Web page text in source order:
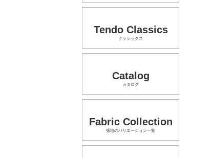
Tendo Classics
クラシックス
Catalog
カタログ
Fabric Collection
張地のバリエーション一覧